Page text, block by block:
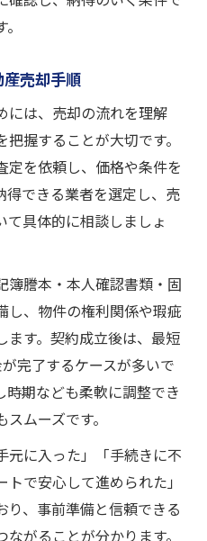
産売却手順
には、売却の流れを理解
握することが大切です。
定を依頼し、価格や条件を
得できる業者を選定し、売
て具体的に相談しましょ
簿謄本・本人確認書類・固
し、物件の権利関係や瑕疵
ます。契約成立後は、最短
完了するケースが多いで
時期なども柔軟に調整でき
ムーズです。
元に入った」「手続きに不
で安心して進められた」
り、事前準備と信頼できる
がることが分かります。